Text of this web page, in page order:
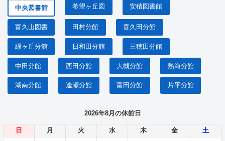
中央図書館 希望ヶ丘図 安積図書館
富久山図書 田村分館 喜久田分館
緑ヶ丘分館 日和田分館 三穂田分館
中田分館 西田分館 大槻分館 熱海分館
湖南分館 逢瀬分館 富田分館 片平分館
2026年8月の休館日
日 月 火 水 木 金 土